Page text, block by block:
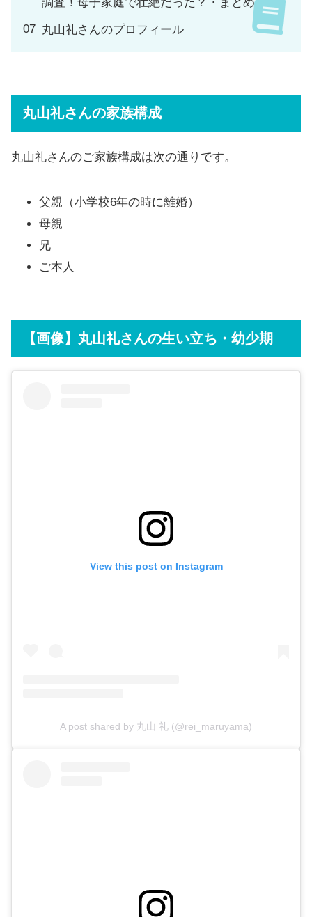
丸山礼さんのプロフィール
丸山礼さんの家族構成
丸山礼さんのご家族構成は次の通りです。
父親（小学校6年の時に離婚）
母親
兄
ご本人
【画像】丸山礼さんの生い立ち・幼少期
View this post on Instagram
A post shared by 丸山 礼 (@rei_maruyama)